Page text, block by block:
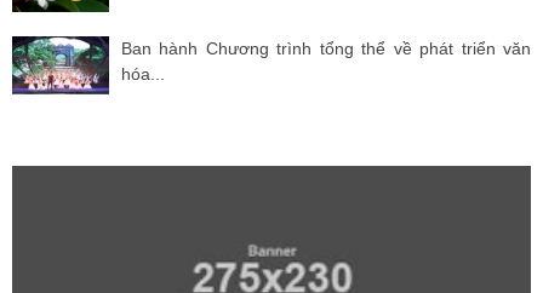
Ban hành Chương trình tổng thể về phát triển văn
hóa...